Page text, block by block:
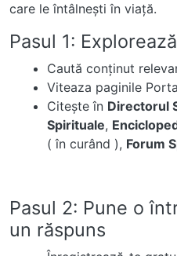
care le întâlneşti în viaţă.
Pasul 1: Explorează
Caută conţinut
Viteaza paginile
Citeşte în Directorul
Spirituale,
( în curând ), Forum
Pasul 2: Pune o
un răspuns